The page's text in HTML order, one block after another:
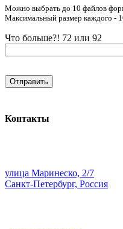
Можно выбрать до 10 файлов
Максимальный размер каждого -
Что больше?! 72 или 92
Контакты
улица Маринеско, 2/7
Санкт-Петербург, Россия